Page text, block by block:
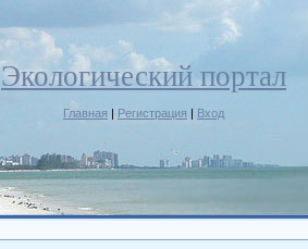
Экологический портал
Главная | Регистрация | Вход